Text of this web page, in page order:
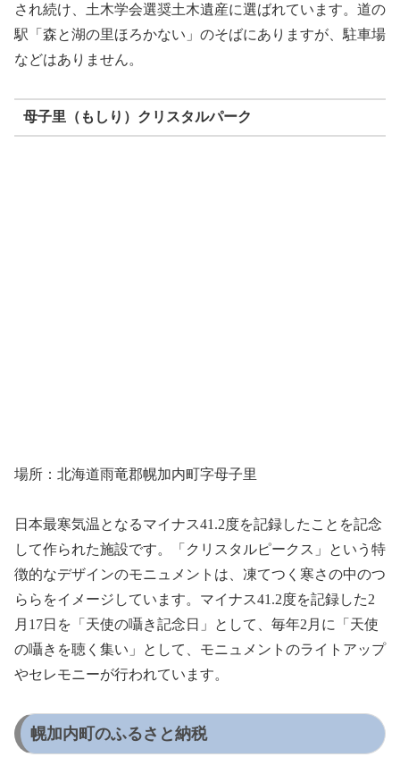
され続け、土木学会選奨土木遺産に選ばれています。道の
駅「森と湖の里ほろかない」のそばにありますが、駐車場
などはありません。
母子里（もしり）クリスタルパーク
場所：北海道雨竜郡幌加内町字母子里
日本最寒気温となるマイナス41.2度を記録したことを記念
して作られた施設です。「クリスタルピークス」という特
徴的なデザインのモニュメントは、凍てつく寒さの中のつ
ららをイメージしています。マイナス41.2度を記録した2
月17日を「天使の囁き記念日」として、毎年2月に「天使
の囁きを聴く集い」として、モニュメントのライトアップ
やセレモニーが行われています。
幌加内町のふるさと納税